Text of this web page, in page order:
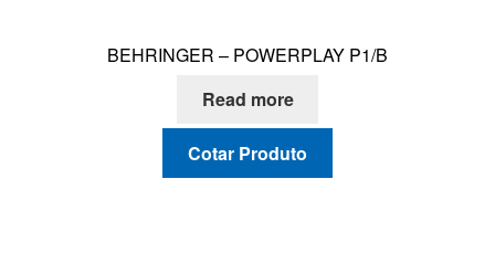
BEHRINGER – POWERPLAY P1/B
Read more
Cotar Produto